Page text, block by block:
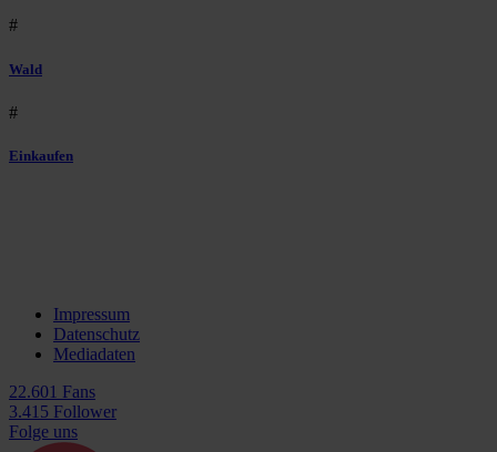
#
Wald
#
Einkaufen
Impressum
Datenschutz
Mediadaten
22.601 Fans
3.415 Follower
Folge uns